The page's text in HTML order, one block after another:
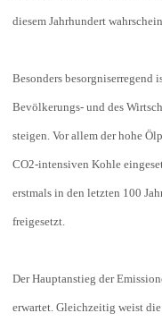
diesem Jahrhundert
Besonders besorgniserregend
Bevölkerungs- und des
steigen. Vor allem der hohe
CO2-intensiven Kohle
erstmals in den letzten 100
freigesetzt.
Der Hauptanstieg der
erwartet. Gleichzeitig weist